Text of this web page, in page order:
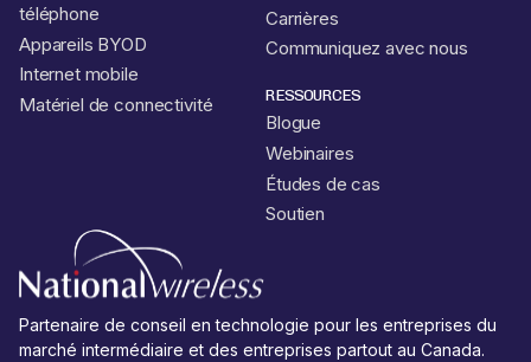
téléphone
Appareils BYOD
Internet mobile
Matériel de connectivité
Carrières
Communiquez avec nous
RESSOURCES
Blogue
Webinaires
Études de cas
Soutien
Partenaire de conseil en technologie pour les entreprises du
marché intermédiaire et des entreprises partout au Canada.